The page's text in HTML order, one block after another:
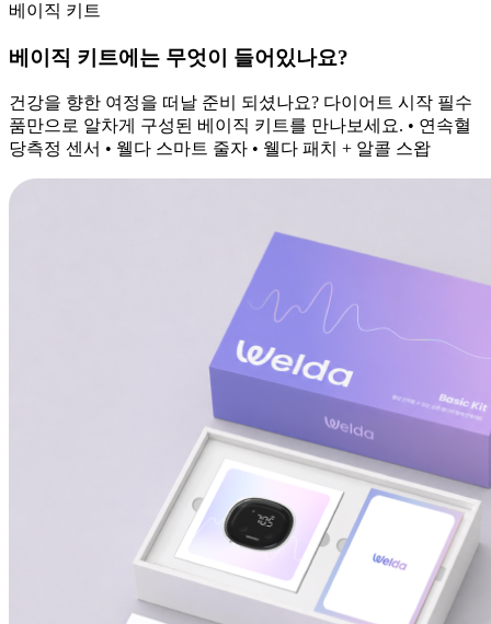
베이직 키트
베이직 키트에는 무엇이 들어있나요?
건강을 향한 여정을 떠날 준비 되셨나요? 다이어트 시작 필수
품만으로 알차게 구성된 베이직 키트를 만나보세요. • 연속혈
당측정 센서 • 웰다 스마트 줄자 • 웰다 패치 + 알콜 스왑